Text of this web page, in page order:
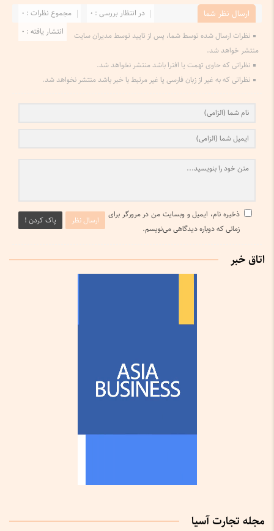
ارسال نظر شما مجموع نظرات : 0
در انتظار بررسی : 0
انتشار یافته : 0
نظرات ارسال شده توسط شما، پس از تایید توسط مدیران سایت
منتشر خواهد شد.
نظراتی که حاوی تهمت یا افترا باشد منتشر نخواهد شد.
نظراتی که به غیر از زبان فارسی یا غیر مرتبط با خبر باشد منتشر نخواهد شد.
ارسال نظر پاک کردن !
ذخیره نام، ایمیل و وبسایت من در مرورگر برای
زمانی که دوباره دیدگاهی می‌نویسم.
اتاق خبر
مجله تجارت آسیا